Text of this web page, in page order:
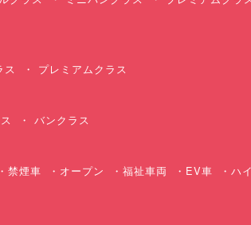
ス プレミアムクラス
バンクラス
禁煙車 オープン 福祉車両 EV車 ハ